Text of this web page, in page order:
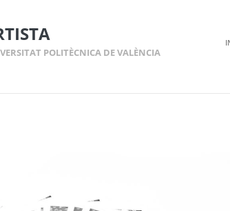
POLITÈCNICA DE VALÈNCIA